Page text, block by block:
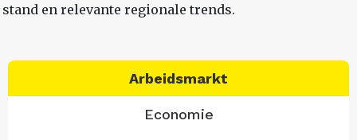
stand en relevante regionale trends.
Arbeidsmarkt
Economie